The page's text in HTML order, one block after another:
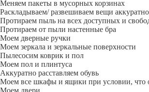
Меняем пакеты в мусорных корзинах
Раскладываем/ развешиваем вещи аккуратно
Протираем пыль на всех доступных и
Протираем от пыли настенные бра
Моем дверные ручки
Моем зеркала и зеркальные поверхности
Пылесосим коврик и пол
Моем пол и плинтуса
Аккуратно расставляем обувь
Моем все шкафы и ящики при условии, что
Моем двери